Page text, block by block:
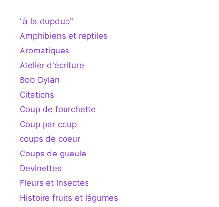
"à la dupdup"
Amphibiens et reptiles
Aromatiques
Atelier d'écriture
Bob Dylan
Citations
Coup de fourchette
Coup par coup
coups de coeur
Coups de gueule
Devinettes
Fleurs et insectes
Histoire fruits et légumes